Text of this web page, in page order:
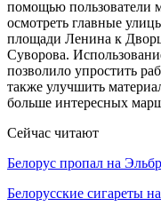
помощью пользователи
осмотреть главные
площади Ленина к
Суворова.
позволило упростить
также улучшить
больше интересных
Сейчас читают
Белорус пропал на
Белорусские сигареты